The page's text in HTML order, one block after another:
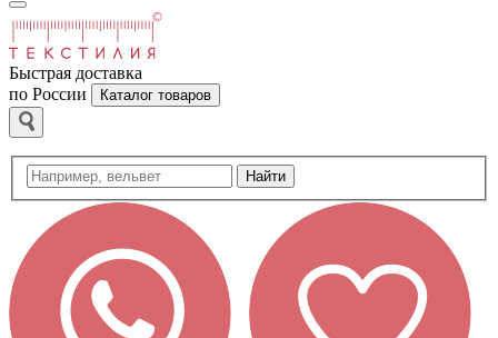
Быстрая доставка
по России
Каталог товаров
Найти